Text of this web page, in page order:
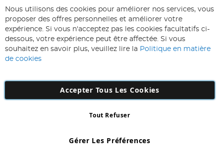
ABONNEZ-VOUS & ECONOMISEZ
Inscription
à
d’information
:
Inscription
Number: 863029607
Nous utilisons des cookies pour améliorer nos services, vous
proposer des offres personnelles et améliorer votre
expérience. Si vous n'acceptez pas les cookies facultatifs ci-
dessous, votre expérience peut être affectée. Si vous
souhaitez en savoir plus, veuillez lire la Politique en matière
de cookies
Accepter Tous Les Cookies
Gérer Les Préférences
Tout Refuser